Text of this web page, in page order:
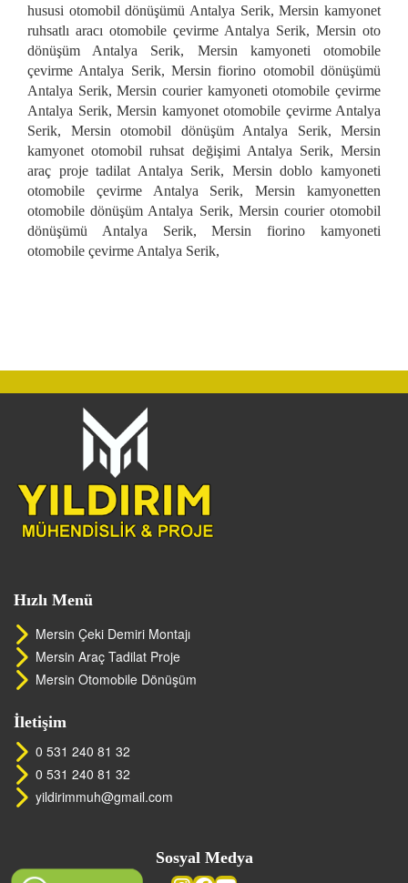
hususi otomobil dönüşümü Antalya Serik, Mersin kamyonet
ruhsatlı aracı otomobile çevirme Antalya Serik, Mersin oto
dönüşüm Antalya Serik, Mersin kamyoneti otomobile
çevirme Antalya Serik, Mersin fiorino otomobil dönüşümü
Antalya Serik, Mersin courier kamyoneti otomobile çevirme
Antalya Serik, Mersin kamyonet otomobile çevirme Antalya
Serik, Mersin otomobil dönüşüm Antalya Serik, Mersin
kamyonet otomobil ruhsat değişimi Antalya Serik, Mersin
araç proje tadilat Antalya Serik, Mersin doblo kamyoneti
otomobile çevirme Antalya Serik, Mersin kamyonetten
otomobile dönüşüm Antalya Serik, Mersin courier otomobil
dönüşümü Antalya Serik, Mersin fiorino kamyoneti
otomobile çevirme Antalya Serik,
Hızlı Menü
Mersin Çeki Demiri Montajı
Mersin Araç Tadilat Proje
Mersin Otomobile Dönüşüm
İletişim
0 531 240 81 32
0 531 240 81 32
yildirimmuh@gmail.com
Sosyal Medya